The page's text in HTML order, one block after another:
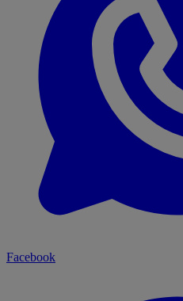
Facebook